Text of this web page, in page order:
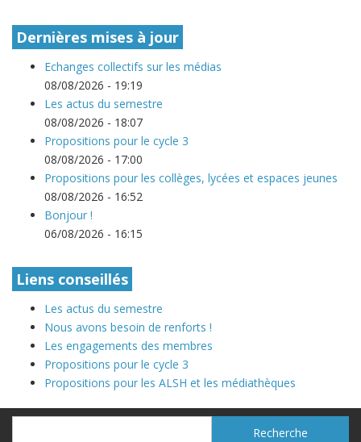
Dernières mises à jour
Echanges collectifs sur les médias
08/08/2026 - 19:19
Les actus du semestre
08/08/2026 - 18:07
Propositions pour le cycle 3
08/08/2026 - 17:00
Propositions pour les collèges, lycées et espaces jeunes
08/08/2026 - 16:52
Bonjour !
06/08/2026 - 16:15
Liens conseillés
Les actus du semestre
Nous avons besoin de renforts !
Les engagements des membres
Propositions pour le cycle 3
Propositions pour les ALSH et les médiathèques